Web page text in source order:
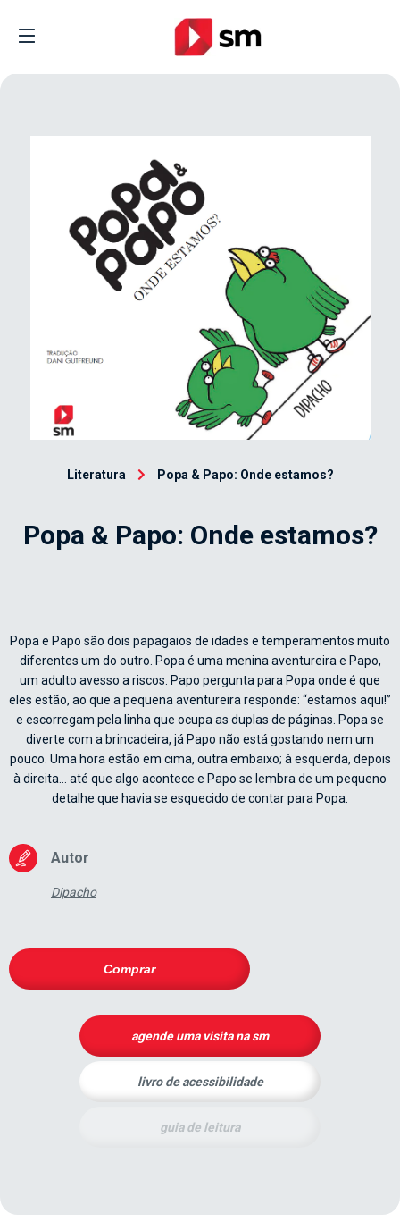
Literatura Popa & Papo: Onde estamos?
Popa & Papo: Onde estamos?
Popa e Papo são dois papagaios de idades e temperamentos muito
diferentes um do outro. Popa é uma menina aventureira e Papo,
um adulto avesso a riscos. Papo pergunta para Popa onde é que
eles estão, ao que a pequena aventureira responde: “estamos aqui!”
e escorregam pela linha que ocupa as duplas de páginas. Popa se
diverte com a brincadeira, já Papo não está gostando nem um
pouco. Uma hora estão em cima, outra embaixo; à esquerda, depois
à direita… até que algo acontece e Papo se lembra de um pequeno
detalhe que havia se esquecido de contar para Popa.
Autor
Dipacho
Comprar
agende uma visita na sm
livro de acessibilidade
guia de leitura